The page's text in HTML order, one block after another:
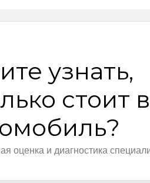
узнать,
стоит
оценка и диагностика